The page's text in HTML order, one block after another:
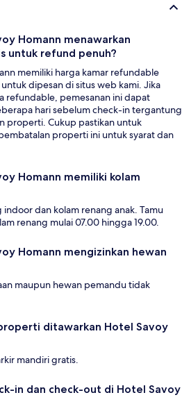
Homann menawarkan
untuk refund penuh?
memiliki harga kamar refundable
dipesan di situs web kami. Jika
refundable, pemesanan ini dapat
hari sebelum check-in tergantung
properti. Cukup pastikan untuk
properti ini untuk syarat dan
Homann memiliki kolam
indoor dan kolam renang anak. Tamu
renang mulai 07.00 hingga 19.00.
Homann mengizinkan hewan
maupun hewan pemandu tidak
ditawarkan Hotel Savoy
mandiri gratis.
in dan check-out di Hotel Savoy